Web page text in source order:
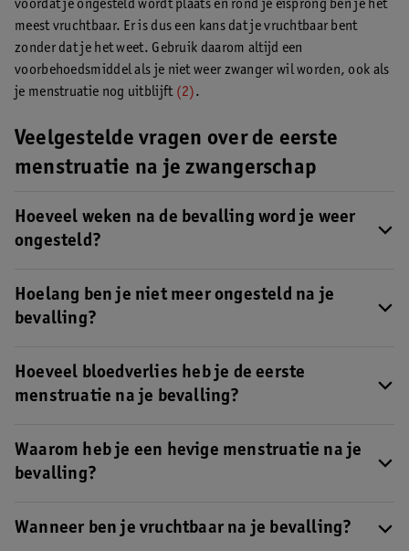
voordat je ongesteld wordt plaats en rond je eisprong ben je het
meest vruchtbaar. Er is dus een kans dat je vruchtbaar bent
zonder dat je het weet. Gebruik daarom altijd een
voorbehoedsmiddel als je niet weer zwanger wil worden, ook als
je menstruatie nog uitblijft (2).
Veelgestelde vragen over de eerste
menstruatie na je zwangerschap
Hoeveel weken na de bevalling word je weer
ongesteld?
vanaf of je borstvoeding* geeft.
Hoelang ben je niet meer ongesteld na je
bevalling?
borstvoeding* geeft. De ene vrouw is een paar weken na de
bevalling alweer ongesteld, terwijl het bij iemand anders een
Hoeveel bloedverlies heb je de eerste
menstruatie na je bevalling?
voorheen en de andere juist minder. Dit kan een tijdje
aanhouden, totdat je cyclus weer is hersteld.
Waarom heb je een hevige menstruatie na je
bevalling?
daarvoor. Je lichaam heeft tijd nodig om je cyclus weer te
Wanneer ben je vruchtbaar na je bevalling?